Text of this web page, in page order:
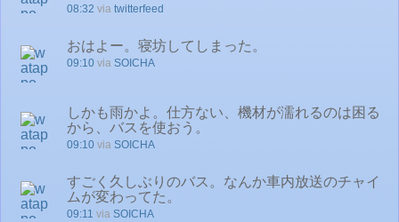
08:32 via twitterfeed
おはよー。寝坊してしまった。
09:10 via SOICHA
しかも雨かよ。仕方ない、機材が濡れるのは困る
から、バスを使おう。
09:10 via SOICHA
すごく久しぶりのバス。なんか車内放送のチャイ
ムが変わってた。
09:11 via SOICHA